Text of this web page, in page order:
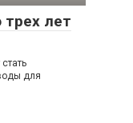
трех лет
для